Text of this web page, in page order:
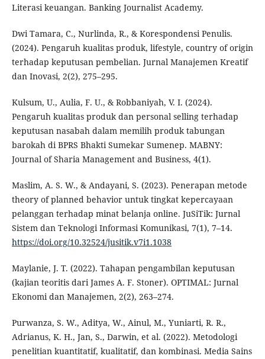
Literasi keuangan. Banking Journalist Academy.
Dwi Tamara, C., Nurlinda, R., & Korespondensi Penulis.
(2024). Pengaruh kualitas produk, lifestyle, country of origin
terhadap keputusan pembelian. Jurnal Manajemen Kreatif
dan Inovasi, 2(2), 275–295.
Kulsum, U., Aulia, F. U., & Robbaniyah, V. I. (2024).
Pengaruh kualitas produk dan personal selling terhadap
keputusan nasabah dalam memilih produk tabungan
barokah di BPRS Bhakti Sumekar Sumenep. MABNY:
Journal of Sharia Management and Business, 4(1).
Maslim, A. S. W., & Andayani, S. (2023). Penerapan metode
theory of planned behavior untuk tingkat kepercayaan
pelanggan terhadap minat belanja online. JuSiTik: Jurnal
Sistem dan Teknologi Informasi Komunikasi, 7(1), 7–14.
https://doi.org/10.32524/jusitik.v7i1.1038
Maylanie, J. T. (2022). Tahapan pengambilan keputusan
(kajian teoritis dari James A. F. Stoner). OPTIMAL: Jurnal
Ekonomi dan Manajemen, 2(2), 263–274.
Purwanza, S. W., Aditya, W., Ainul, M., Yuniarti, R. R.,
Adrianus, K. H., Jan, S., Darwin, et al. (2022). Metodologi
penelitian kuantitatif, kualitatif, dan kombinasi. Media Sains